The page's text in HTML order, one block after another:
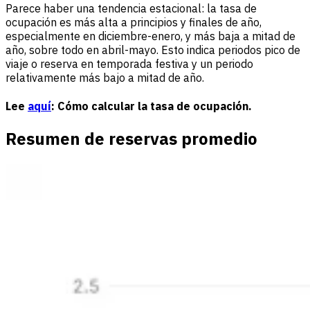
Parece haber una tendencia estacional: la tasa de
ocupación es más alta a principios y finales de año,
especialmente en diciembre-enero, y más baja a mitad de
año, sobre todo en abril-mayo. Esto indica periodos pico de
viaje o reserva en temporada festiva y un periodo
relativamente más bajo a mitad de año.
Lee aquí: Cómo calcular la tasa de ocupación.
Resumen de reservas promedio